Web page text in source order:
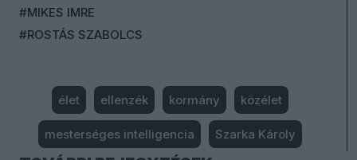
#MIKES IMRE
#ROSTÁS SZABOLCS
élet ellenzék kormány közélet
mesterséges intelligencia Szarka Károly